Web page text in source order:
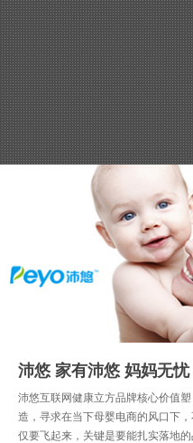
沛悠 家有沛悠 妈妈无忧
沛悠互联网健康立方品牌核心价值塑
造，寻求在当下母婴电商的风口下
仅要飞起来，关键是要能扎实落地